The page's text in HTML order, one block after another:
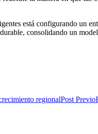
está configurando un
consolidando un
Post Previo